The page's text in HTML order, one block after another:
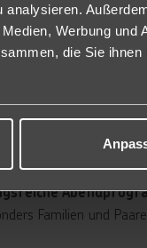
Werbung
die Sie
enthalten.
zählt:Sonne,
Familien und